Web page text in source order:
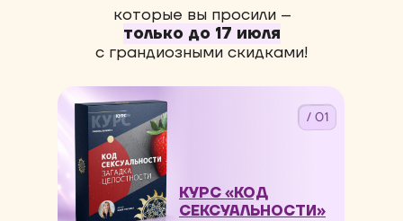
КУРС «КОД
СЕКСУАЛЬНОСТИ»
которые вы просили –
только до 17 июля
с грандиозными скидками!
/ 01